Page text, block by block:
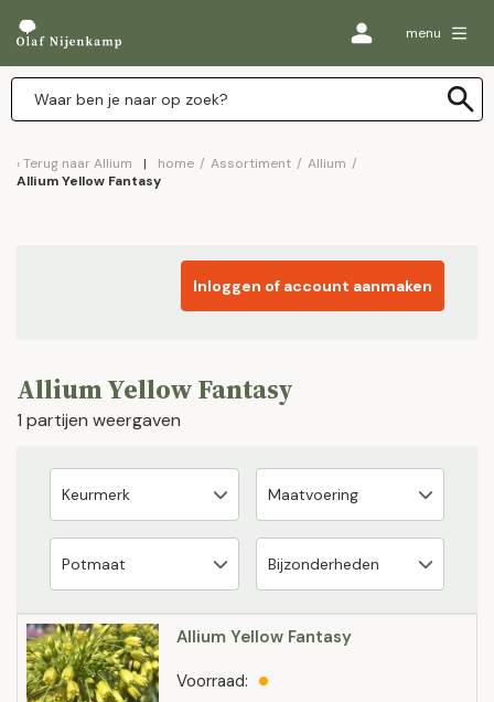
menu
Terug naar Allium home / Assortiment / Allium /
Allium Yellow Fantasy
Inloggen of account aanmaken
Allium Yellow Fantasy
1 partijen weergaven
Allium Yellow Fantasy
Voorraad: